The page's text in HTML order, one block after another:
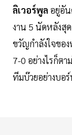
ลิเวอร์พูล อยู่อั
งาน 5 นัดหลังสุ
ขวัญกำลังใจขอ
7-0 อย่างไรก็ต
ทีมบ๊วยอย่างบอ